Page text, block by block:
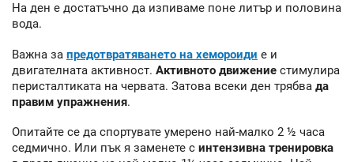
На ден е достатъчно да изпиваме поне литър и половина
вода.
Важна за предотвратяването на хемороиди е и
двигателната активност. Активното движение стимулира
перисталтиката на червата. Затова всеки ден трябва да
правим упражнения.
Опитайте се да спортувате умерено най-малко 2 ½ часа
седмично. Или пък я заменете с интензивна тренировка